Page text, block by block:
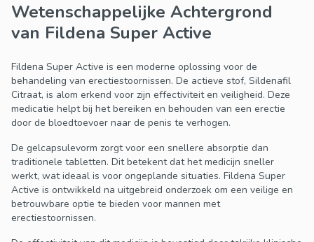
Wetenschappelijke Achtergrond
van Fildena Super Active
Fildena Super Active is een moderne oplossing voor de
behandeling van erectiestoornissen. De actieve stof, Sildenafil
Citraat, is alom erkend voor zijn effectiviteit en veiligheid. Deze
medicatie helpt bij het bereiken en behouden van een erectie
door de bloedtoevoer naar de penis te verhogen.
De gelcapsulevorm zorgt voor een snellere absorptie dan
traditionele tabletten. Dit betekent dat het medicijn sneller
werkt, wat ideaal is voor ongeplande situaties. Fildena Super
Active is ontwikkeld na uitgebreid onderzoek om een veilige en
betrouwbare optie te bieden voor mannen met
erectiestoornissen.